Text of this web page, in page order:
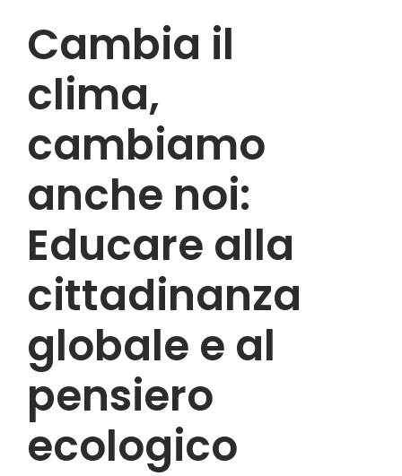
Cambia il
clima,
cambiamo
anche noi:
Educare alla
cittadinanza
globale e al
pensiero
ecologico